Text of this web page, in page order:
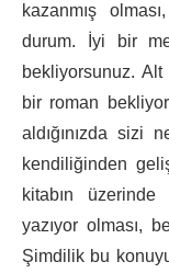
kazanmış
durum. İyi bir
bekliyorsunuz.
bir roman
aldığınızda sizi
kendiliğinden
kitabın
yazıyor olması,
Şimdilik bu konuyu